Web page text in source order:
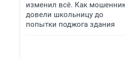
изменил всё. Как
довели школьницу до
попытки поджога здания